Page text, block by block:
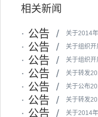
相关新闻
· 公告 / 关于2014
· 公告 / 关于组织开
· 公告 / 关于组织
· 公告 / 关于转发
· 公告 / 关于公布
· 公告 / 关于转发
· 公告 / 关于2014